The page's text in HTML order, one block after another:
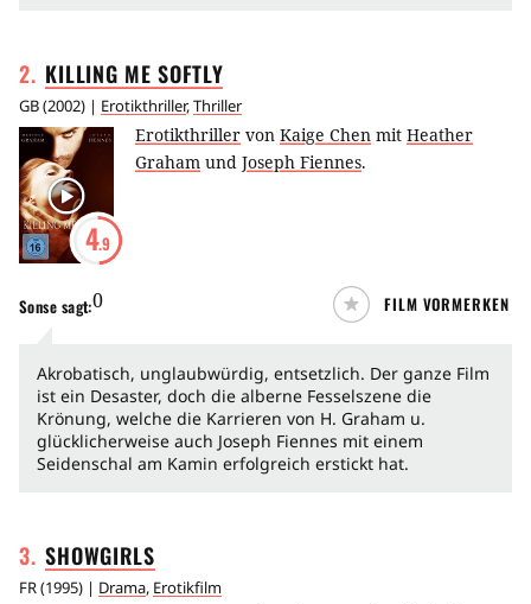
2. KILLING MESOFTLY
GB(2002) | Erotikthriller,Thriller
4.9
Erotikthriller von Kaige Chen mit Heather
Graham und Joseph Fiennes.
Sonse sagt:0 FILM VORMERKEN
Akrobatisch, unglaubwürdig, entsetzlich. Der ganze Film
ist ein Desaster, doch die alberne Fesselszene die
Krönung, welche die Karrieren von H. Graham u.
glücklicherweise auch Joseph Fiennes mit einem
Seidenschal am Kamin erfolgreich erstickt hat.
3. SHOWGIRLS
FR(1995) | Drama, Erotikfilm